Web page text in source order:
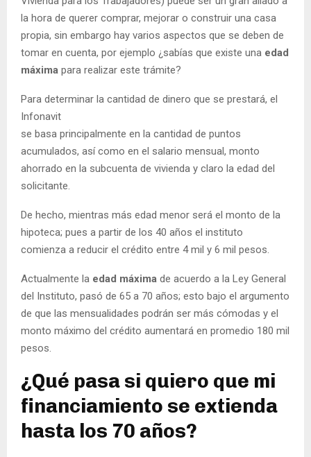
la hora de querer comprar, mejorar o construir una casa
propia, sin embargo hay varios aspectos que se deben de
tomar en cuenta, por ejemplo ¿sabías que existe una edad
máxima para realizar este trámite?
Para determinar la cantidad de dinero que se prestará, el
Infonavit
se basa principalmente en la cantidad de puntos
acumulados, así como en el salario mensual, monto
ahorrado en la subcuenta de vivienda y claro la edad del
solicitante.
De hecho, mientras más edad menor será el monto de la
hipoteca; pues a partir de los 40 años el instituto
comienza a reducir el crédito entre 4 mil y 6 mil pesos.
Actualmente la edad máxima de acuerdo a la Ley General
del Instituto, pasó de 65 a 70 años; esto bajo el argumento
de que las mensualidades podrán ser más cómodas y el
monto máximo del crédito aumentará en promedio 180 mil
pesos.
¿Qué pasa si quiero que mi
financiamiento se extienda
hasta los 70 años?